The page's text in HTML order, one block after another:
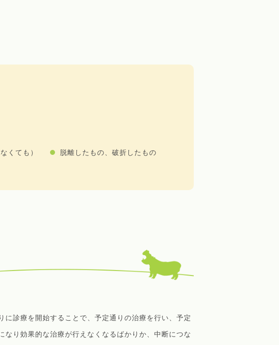
くても） 脱離したもの、破折したもの
診療を開始することで、予定通りの治療を行い、予定
り効果的な治療が行えなくなるばかりか、中断につな